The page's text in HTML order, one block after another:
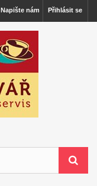
Přihlásit se
Napište nám